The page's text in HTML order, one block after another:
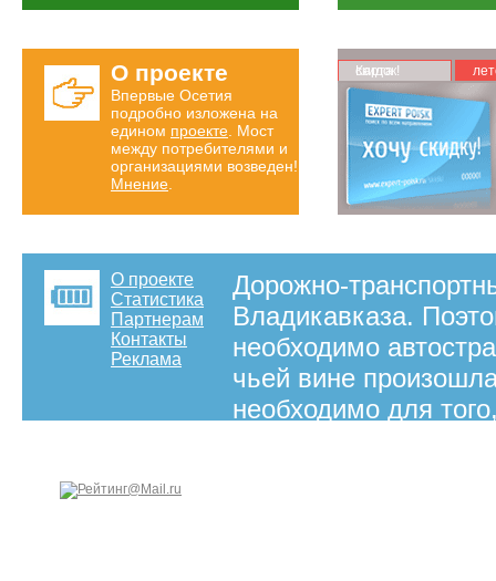
О проекте
Впервые Осетия
подробно изложена на
едином проекте . Мост
между потребителями и
организациями возведен!
Мнение
Карта скидок!
О проекте
Статистика
Партнерам
Контакты
Реклама
Дорожно-
Владикавказа.
необходимо
чьей вине
необходимо для